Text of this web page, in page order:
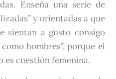
Enseña una serie de
y orientadas a que
sientan a gusto consigo
hombres”, porque el
es cuestión femenina.